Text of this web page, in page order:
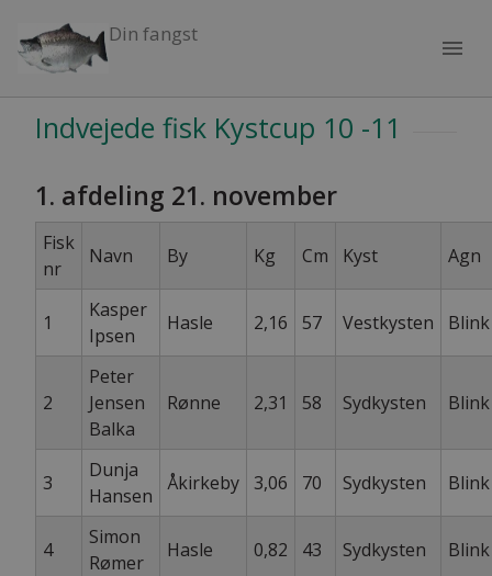
Din fangst
menu
Indvejede fisk Kystcup 10 -11
1. afdeling 21. november
Fisk
nr
Navn By Kg Cm Kyst Agn
1
Kasper
Ipsen
Hasle 2,16 57 Vestkysten Blink
2
Peter
Jensen
Balka
Rønne 2,31 58 Sydkysten Blink
3
Dunja
Hansen
Åkirkeby 3,06 70 Sydkysten Blink
4
Simon
Rømer
Hasle 0,82 43 Sydkysten Blink